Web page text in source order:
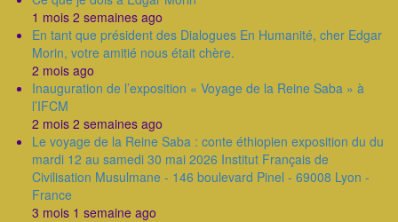
1 mois 2 semaines ago
En tant que président des Dialogues En Humanité, cher Edgar
Morin, votre amitié nous était chère.
2 mois ago
Inauguration de l’exposition « Voyage de la Reine Saba » à
l’IFCM
2 mois 2 semaines ago
Le voyage de la Reine Saba : conte éthiopien exposition du du
mardi 12 au samedi 30 mai 2026 Institut Français de
Civilisation Musulmane - 146 boulevard Pinel - 69008 Lyon -
France
3 mois 1 semaine ago